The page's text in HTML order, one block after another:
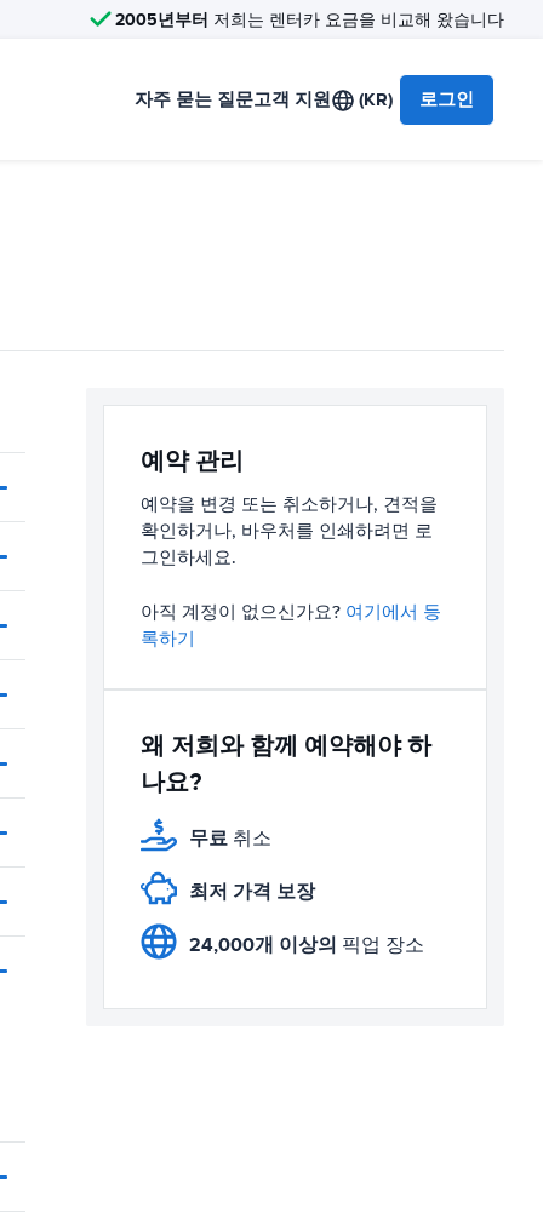
2005년부터 저희는 렌터카 요금을 비교해 왔습니다
자주 묻는 질문고객 지원 (KR) 로그인
예약 관리
예약을 변경 또는 취소하거나, 견적을
확인하거나, 바우처를 인쇄하려면 로
그인하세요.
아직 계정이 없으신가요? 여기에서 등
록하기
왜 저희와 함께 예약해야 하
나요?
무료 취소
최저 가격 보장
24,000개 이상의 픽업 장소